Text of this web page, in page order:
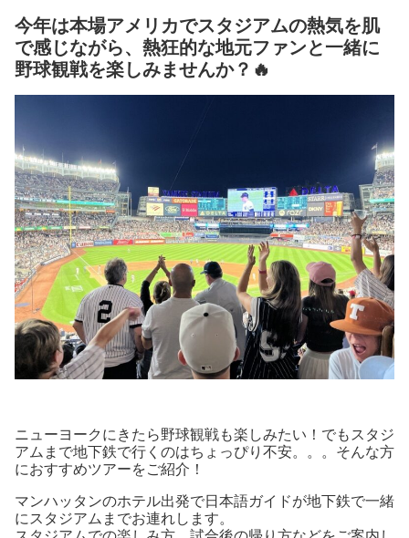
今年は本場アメリカでスタジアムの熱気を肌
で感じながら、熱狂的な地元ファンと一緒に
野球観戦を楽しみませんか？🔥
ニューヨークにきたら野球観戦も楽しみたい！でもスタジ
アムまで地下鉄で行くのはちょっぴり不安。。。そんな方
におすすめツアーをご紹介！
マンハッタンのホテル出発で日本語ガイドが地下鉄で一緒
にスタジアムまでお連れします。